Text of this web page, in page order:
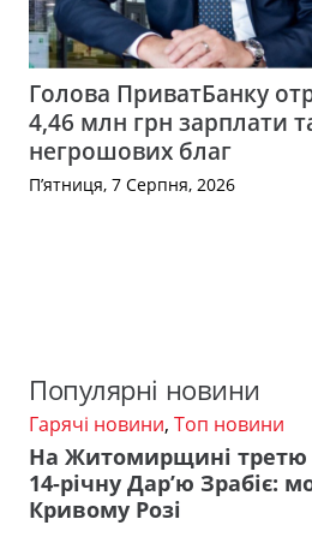
Голова ПриватБанку
4,46 млн грн зарплати
негрошових благ
П’ятниця, 7 Серпня, 2026
Популярні новини
Гарячі новини, Топ новини
На Житомирщині третю
14-річну Дар’ю Зрабіє:
Кривому Розі